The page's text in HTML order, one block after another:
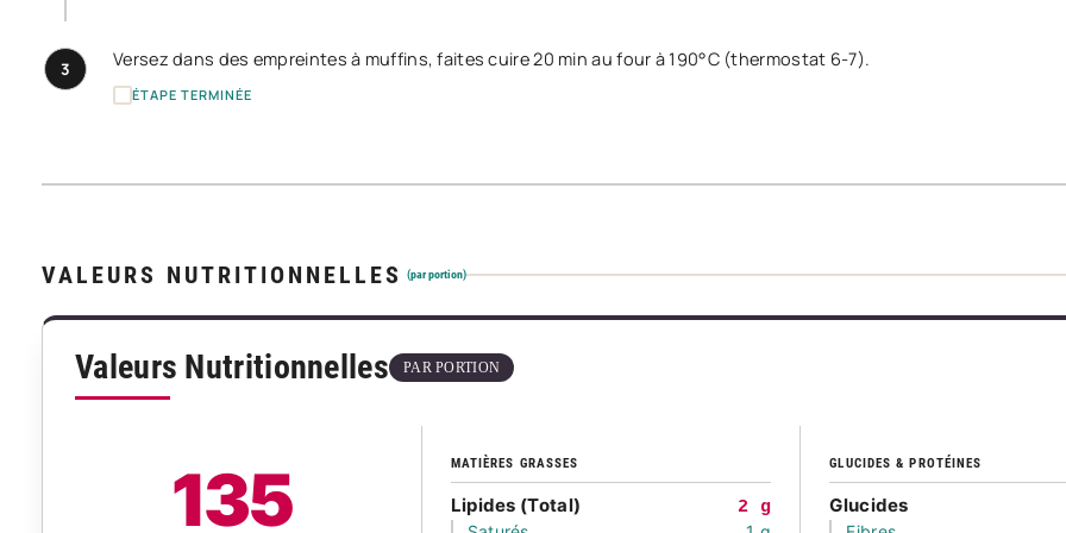
3 Versez dans des empreintes à muffins, faites cuire 20 min au four à 190°C (thermostat 6-7).
ÉTAPE TERMINÉE
VALEURS NUTRITIONNELLES (par portion)
Valeurs Nutritionnelles PAR PORTION
135 MATIÈRES GRASSES
Lipides (Total)
2 g
GLUCIDES & PROTÉINES
Glucides